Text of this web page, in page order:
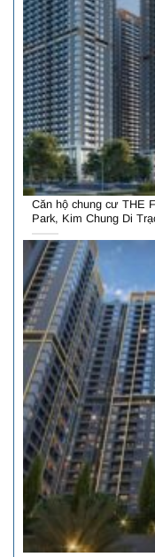
Căn hộ chung cư THE
Park, Kim Chung Di